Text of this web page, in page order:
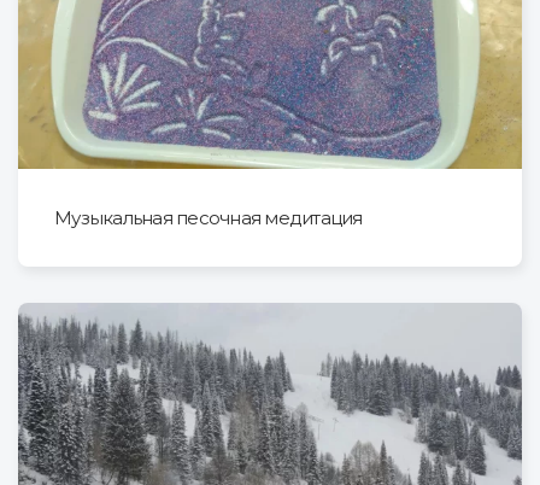
Музыкальная песочная медитация